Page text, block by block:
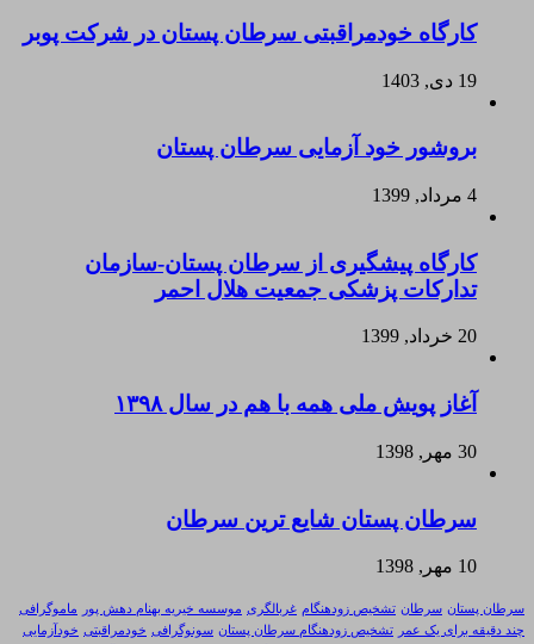
کارگاه خودمراقبتی سرطان پستان در شرکت پوبر
19 دی, 1403
بروشور خود آزمایی سرطان پستان
4 مرداد, 1399
کارگاه پیشگیری از سرطان پستان-سازمان
تدارکات پزشکی جمعیت هلال احمر
20 خرداد, 1399
آغاز پویش ملی همه با هم در سال ۱۳۹۸
30 مهر, 1398
سرطان پستان شایع ترین سرطان
10 مهر, 1398
سرطان پستان سرطان تشخیص زودهنگام غربالگری موسسه خیریه بهنام دهش پور
ماموگرافی
چند دقیقه برای یک عمر
تشخیص زودهنگام سرطان پستان سونوگرافی خودمراقبتی خودآزمایی